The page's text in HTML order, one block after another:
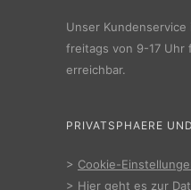
Unser
freitags von 9-17 Uhr
erreichbar.
PRIVATSPHAERE
> Cookie-
> Hier geht es zur